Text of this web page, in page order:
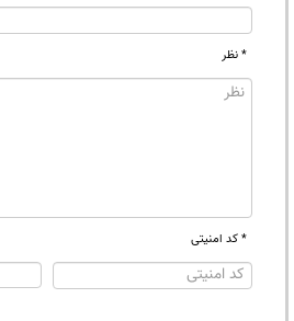
* نظر
* کد امنیتی